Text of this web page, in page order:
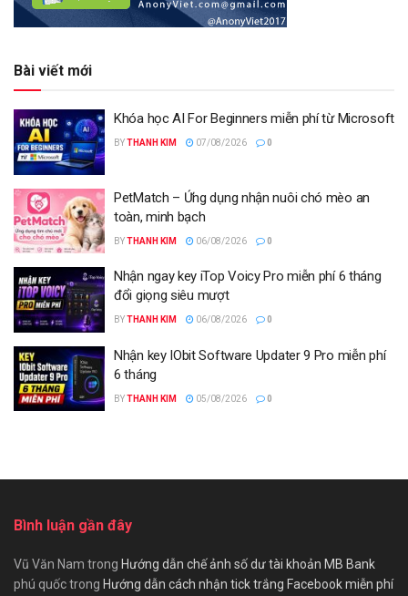
Bài viết mới
Khóa học AI For Beginners miễn phí từ Microsoft
BYTHANH KIM 07/08/2026 0
PetMatch – Ứng dụng nhận nuôi chó mèo an
toàn, minh bạch
BYTHANH KIM 06/08/2026 0
Nhận ngay key iTop Voicy Pro miễn phí 6 tháng
đổi giọng siêu mượt
BYTHANH KIM 06/08/2026 0
Nhận key IObit Software Updater 9 Pro miễn phí
6 tháng
BYTHANH KIM 05/08/2026 0
Bình luận gần đây
Vũ Văn Nam trong Hướng dẫn chế ảnh số dư tài khoản MB Bank
phú quốctrong Hướng dẫn cách nhận tick trắng Facebook miễn phí